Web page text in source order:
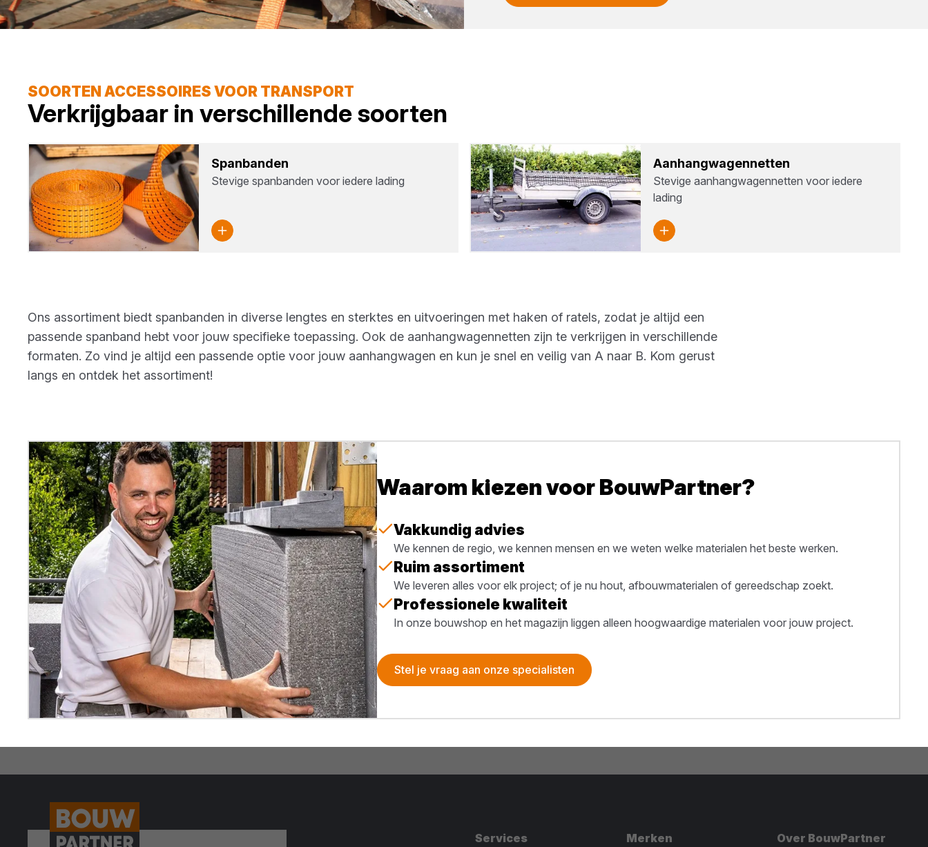
SOORTEN ACCESSOIRES VOOR TRANSPORT
Verkrijgbaar in verschillende soorten
Span­ban­den
Stevige spanbanden voor iedere lading
Aan­hang­wa­gen­net­ten
Stevige aanhangwagennetten voor iedere
lading
Ons assortiment biedt spanbanden in diverse lengtes en sterktes en uitvoeringen met haken of ratels, zodat je altijd een
passende spanband hebt voor jouw specifieke toepassing. Ook de aanhangwagennetten zijn te verkrijgen in verschillende
formaten. Zo vind je altijd een passende optie voor jouw aanhangwagen en kun je snel en veilig van A naar B. Kom gerust
langs en ontdek het assortiment!
Waarom kiezen voor BouwPartner?
Vakkundig advies
We kennen de regio, we kennen mensen en we weten welke materialen het beste werken.
Ruim assortiment
We leveren alles voor elk project; of je nu hout, afbouwmaterialen of gereedschap zoekt.
Professionele kwaliteit
In onze bouwshop en het magazijn liggen alleen hoogwaardige materialen voor jouw project.
Stel je vraag aan onze specialisten
Services Merken Over BouwPartner